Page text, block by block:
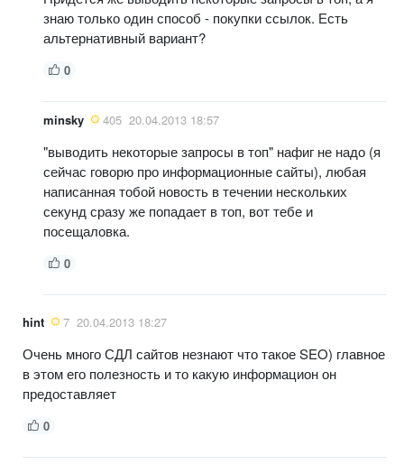
знаю только один способ - покупки ссылок. Есть
альтернативный вариант?
0
minsky 405 20.04.2013 18:57
"выводить некоторые запросы в топ" нафиг не надо (я
сейчас говорю про информационные сайты), любая
написанная тобой новость в течении нескольких
секунд сразу же попадает в топ, вот тебе и
посещаловка.
0
hint 7 20.04.2013 18:27
Очень много СДЛ сайтов незнают что такое SEO) главное
в этом его полезность и то какую информацион он
предоставляет
0